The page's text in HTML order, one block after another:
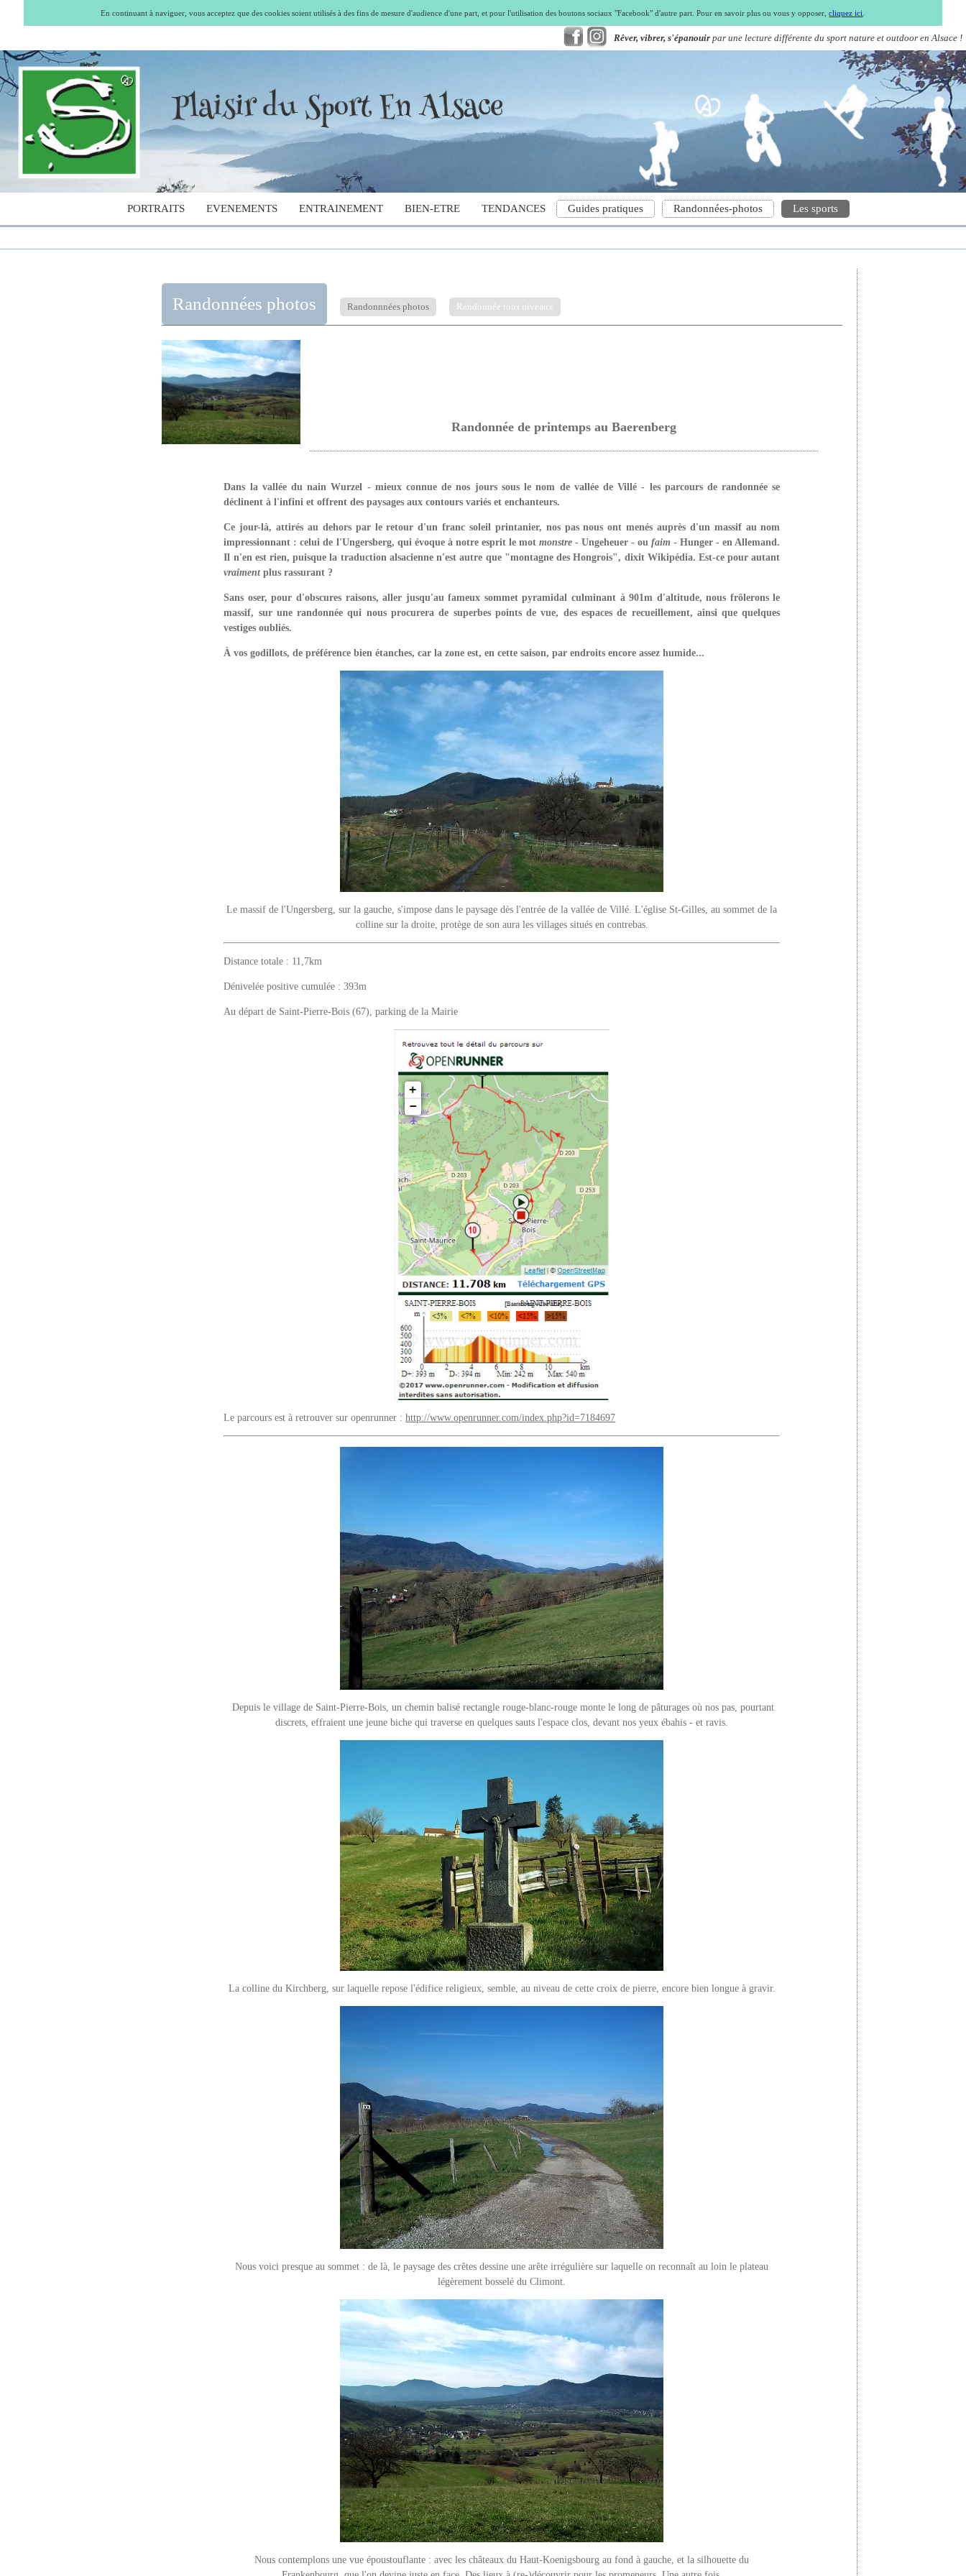
En continuant à naviguer, vous acceptez que des cookies soient utilisés à des fins de mesure d'audience d'une part, et pour l'utilisation des boutons sociaux "Facebook" d'autre part. Pour en savoir plus ou vous y opposer,cliquez ici
Rêver, vibrer, s'épanouir par une lecture différente du sport nature et outdoor en Alsace !
PORTRAITS EVENEMENTS ENTRAINEMENT BIEN-ETRE TENDANCES Guides pratiques Randonnées-photos Les sports
Randonnées photos Randonnnées photos Randonnée tous niveaux
Randonnée de printemps au Baerenberg
Dans la vallée du nain Wurzel - mieux connue de nos jours sous le nom de vallée de Villé - les parcours de randonnée se
déclinent à l'infini et offrent des paysages aux contours variés et enchanteurs.
Ce jour-là, attirés au dehors par le retour d'un franc soleil printanier, nos pas nous ont menés auprès d'un massif au nom
impressionnant : celui de l'Ungersberg, qui évoque à notre esprit le mot monstre- Ungeheuer - oufaim - Hunger - en Allemand.
Il n'en est rien, puisque la traduction alsacienne n'est autre que "montagne des Hongrois", dixit Wikipédia. Est-ce pour autant
vraiment plus rassurant ?
Sans oser, pour d'obscures raisons, aller jusqu'au fameux sommet pyramidal culminant à 901m d'altitude, nous frôlerons le
massif, sur une randonnée qui nous procurera de superbes points de vue, des espaces de recueillement, ainsi que quelques
vestiges oubliés.
À vos godillots, de préférence bien étanches, car la zone est, en cette saison, par endroits encore assez humide...
Le massif de l'Ungersberg, sur la gauche, s'impose dans le paysage dès l'entrée de la vallée de Villé. L'église St-Gilles, au sommet de la
colline sur la droite, protège de son aura les villages situés en contrebas.
Distance totale : 11,7km
Dénivelée positive cumulée : 393m
Au départ de Saint-Pierre-Bois (67), parking de la Mairie
Le parcours est à retrouver sur openrunner :http://www.openrunner.com/index.php?id=7184697
Depuis le village de Saint-Pierre-Bois, un chemin balisé rectangle rouge-blanc-rouge monte le long de pâturages où nos pas, pourtant
discrets, effraient une jeune biche qui traverse en quelques sauts l'espace clos, devant nos yeux ébahis - et ravis.
La colline du Kirchberg, sur laquelle repose l'édifice religieux, semble, au niveau de cette croix de pierre, encore bien longue à gravir.
Nous voici presque au sommet : de là, le paysage des crêtes dessine une arête irrégulière sur laquelle on reconnaît au loin le plateau
légèrement bosselé du Climont.
Nous contemplons une vue époustouflante : avec les châteaux du Haut-Koenigsbourg au fond à gauche, et la silhouette du